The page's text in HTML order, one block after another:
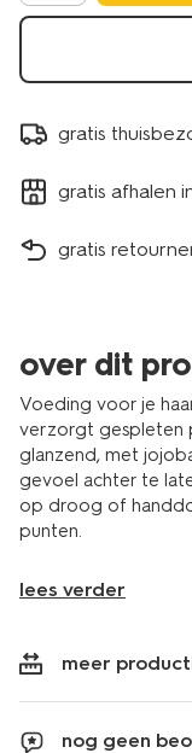
gratis
gratis afhalen
gratis
over dit
Voeding voor je
verzorgt gespleten
glanzend, met
gevoel achter te
op droog of
punten.
lees verder
meer
nog geen